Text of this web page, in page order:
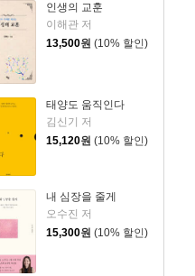
인생의 교훈
이해관 저
13,500원 (10% 할인)
태양도 움직인다
김신기 저
15,120원 (10% 할인)
내 심장을 줄게
오수진 저
15,300원 (10% 할인)
수오서재